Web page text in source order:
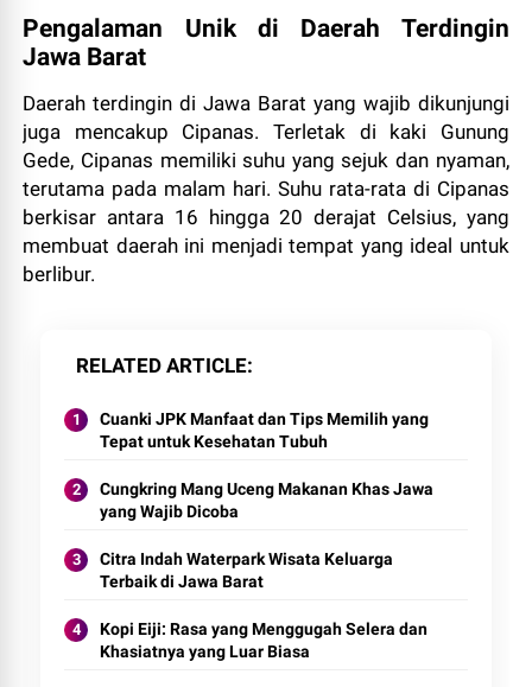
Pengalaman Unik di Daerah Terdingin
Jawa Barat
Daerah terdingin di Jawa Barat yang wajib dikunjungi
juga mencakup Cipanas. Terletak di kaki Gunung
Gede, Cipanas memiliki suhu yang sejuk dan nyaman,
terutama pada malam hari. Suhu rata-rata di Cipanas
berkisar antara 16 hingga 20 derajat Celsius, yang
membuat daerah ini menjadi tempat yang ideal untuk
berlibur.
RELATED ARTICLE
Cuanki JPK Manfaat dan Tips Memilih yang
Tepat untuk Kesehatan Tubuh
Cungkring Mang Uceng Makanan Khas Jawa
yang Wajib Dicoba
Citra Indah Waterpark Wisata Keluarga
Terbaik di Jawa Barat
Kopi Eiji: Rasa yang Menggugah Selera dan
Khasiatnya yang Luar Biasa